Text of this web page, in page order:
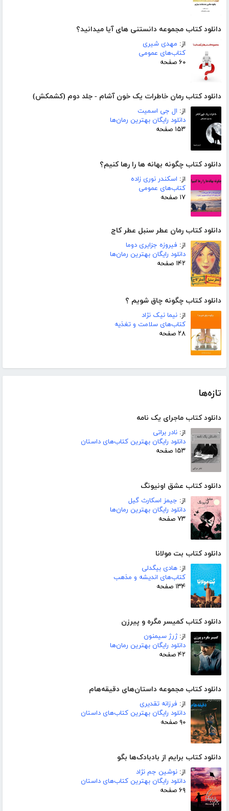
دانلود کتاب مجموعه دانستنی های آیا میدانید؟
از: مهدی شیری
کتاب‌های عمومی
۶۰ صفحه
دانلود کتاب رمان خاطرات یک خون آشام - جلد دوم (کشمکش)
از: ال جی اسمیت
دانلود رایگان بهترین رمان‌ها
۱۵۳ صفحه
دانلود کتاب چگونه بهانه ها را رها کنیم؟
از: اسکندر نوری زاده
کتاب‌های عمومی
۱۷ صفحه
دانلود کتاب رمان عطر سنبل عطر کاج
از: فیروزه جزایری دوما
دانلود رایگان بهترین رمان‌ها
۱۴۲ صفحه
دانلود کتاب چگونه چاق شویم ؟
از: نیما نیک نژاد
کتاب‌های سلامت و تغذیه
۲۸ صفحه
تازه‌ها
دانلود کتاب ماجرای یک نامه
از: نادر براتی
دانلود رایگان بهترین کتاب‌های داستان
۱۵۳ صفحه
دانلود کتاب عشق اونیونگ
از: جیمز اسکارث گیل
دانلود رایگان بهترین رمان‌ها
۷۳ صفحه
دانلود کتاب بت مولانا
از: هادی بیگدلی
کتاب‌های اندیشه و مذهب
۱۳۴ صفحه
دانلود کتاب کمیسر مگره و پیرزن
از:ژرژ سیمنون
دانلود رایگان بهترین رمان‌ها
۴۲ صفحه
دانلود کتاب مجموعه داستان‌های دقیقه‌هام
از: فرزانه تقدیری
دانلود رایگان بهترین کتاب‌های داستان
۹۰ صفحه
دانلود کتاب برایم از بادبادک‌ها بگو
از: نوشین جم نژاد
دانلود رایگان بهترین کتاب‌های داستان
۶۹ صفحه